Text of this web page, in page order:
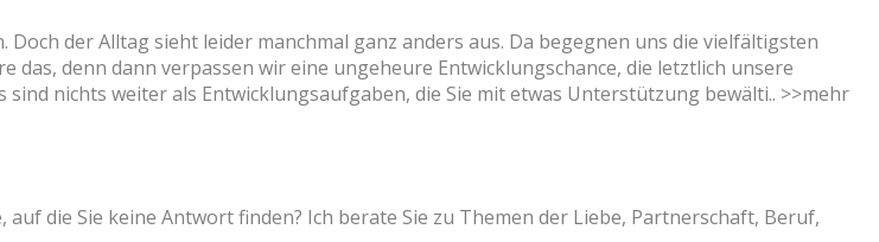
der Alltag sieht leider manchmal ganz anders aus. Da begegnen uns die vielfältigsten
das, denn dann verpassen wir eine ungeheure Entwicklungschance, die letztlich unsere
nichts weiter als Entwicklungsaufgaben, die Sie mit etwas Unterstützung bewälti.. >>mehr
die Sie keine Antwort finden? Ich berate Sie zu Themen der Liebe, Partnerschaft, Beruf,